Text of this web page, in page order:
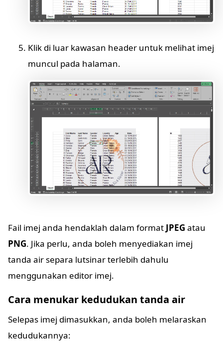
Klik di luar kawasan header untuk melihat imej
muncul pada halaman.
Fail imej anda hendaklah dalam format JPEG atau
PNG. Jika perlu, anda boleh menyediakan imej
tanda air separa lutsinar terlebih dahulu
menggunakan editor imej.
Cara menukar kedudukan tanda air
Selepas imej dimasukkan, anda boleh melaraskan
kedudukannya: